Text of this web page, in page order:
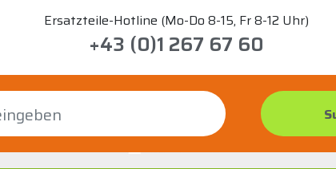
Ersatzteile-Hotline (Mo-Do 8-15, Fr 8-12 Uhr)
+43 (0)1 267 67 60